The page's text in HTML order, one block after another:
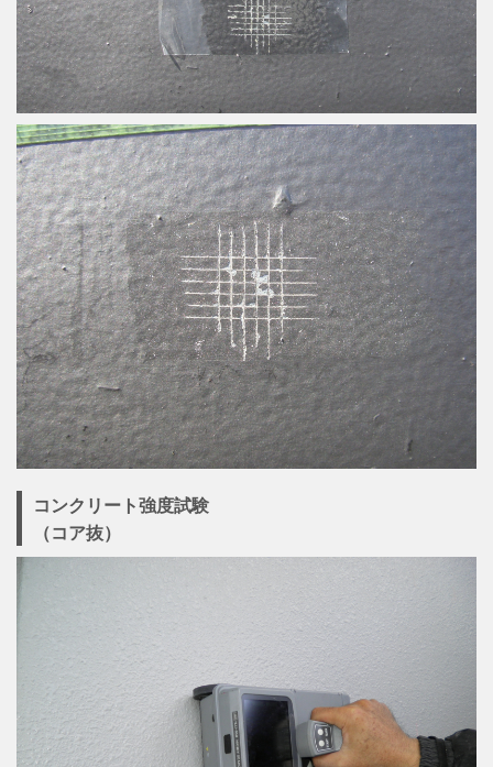
コンクリート強度試験
（コア抜）